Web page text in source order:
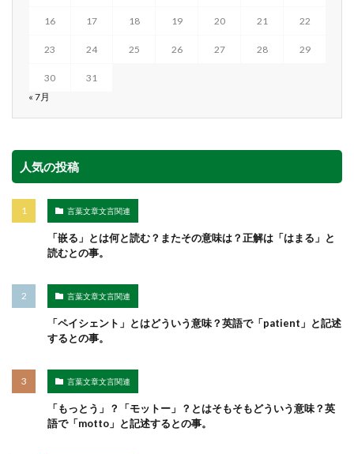
16 17 18 19 20 21 22
23 24 25 26 27 28 29
30
31
« 7月
人気の投稿
言葉文章文言関連
「嵌る」とは何と読む？またその意味は？正解は「はまる」と
読むとの事。
言葉文章文言関連
「ペイシェント」とはどういう意味？英語で「patient」と記述
するとの事。
言葉文章文言関連
「もっとう」？「モットー」？とはそもそもどういう意味？英
語で「motto」と記述するとの事。